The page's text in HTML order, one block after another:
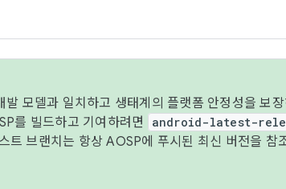
모델과 일치하고 생태계의 플랫폼 안정성을 보
를 빌드하고 기여하려면
android-latest-
트 브랜치는 항상 AOSP에 푸시된 최신 버전을 참